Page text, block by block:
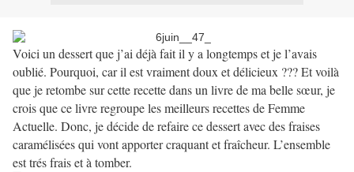
Voici un dessert que j’ai déjà fait il y a longtemps et je l’avais
oublié. Pourquoi, car il est vraiment doux et délicieux ??? Et voilà
que je retombe sur cette recette dans un livre de ma belle sœur, je
crois que ce livre regroupe les meilleurs recettes de Femme
Actuelle. Donc, je décide de refaire ce dessert avec des fraises
caramélisées qui vont apporter craquant et fraîcheur. L’ensemble
est trés frais et à tomber.